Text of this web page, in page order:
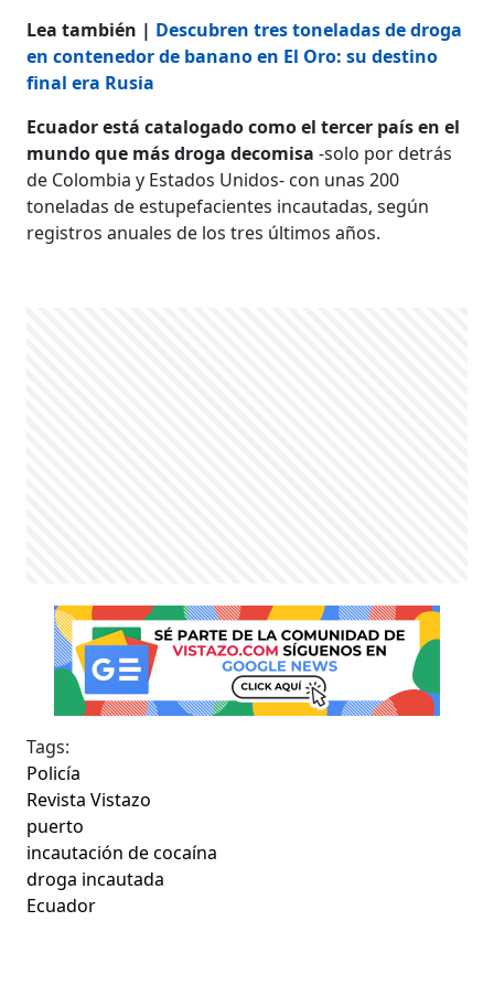
Lea también | Descubren tres toneladas de droga
en contenedor de banano en El Oro: su destino
final era Rusia
Ecuador está catalogado como el tercer país en el
mundo que más droga decomisa -solo por detrás
de Colombia y Estados Unidos- con unas 200
toneladas de estupefacientes incautadas, según
registros anuales de los tres últimos años.
Tags:
Policía
Revista Vistazo
puerto
incautación de cocaína
droga incautada
Ecuador